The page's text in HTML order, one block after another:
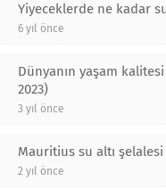
Yiyeceklerde ne kadar
6 yıl önce
Dünyanın yaşam
2023)
3 yıl önce
Mauritius su altı
2 yıl önce